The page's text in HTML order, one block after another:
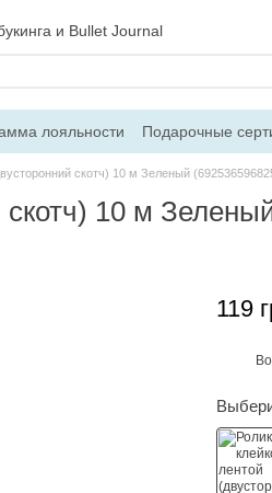
и Bullet Journal
лояльности Подарочные
Блог Контакты О магазине
скотч) 10 м Зеленый
10 м
119